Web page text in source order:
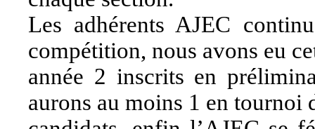
Les adhérents AJEC
compétition, nous avons eu
année 2 inscrits en
aurons au moins 1 en tournoi